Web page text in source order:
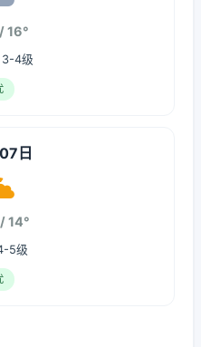
/ 16°
3-4级
日
/ 14°
5级